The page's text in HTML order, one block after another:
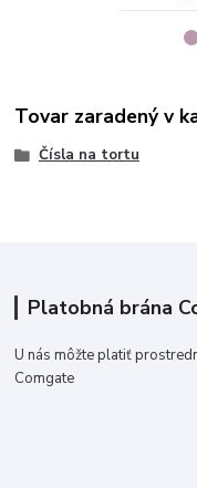
Tovar zaradený v
Čísla na tortu
Platobná brána
U nás môžte platiť
Comgate